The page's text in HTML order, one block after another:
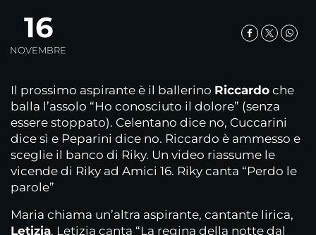
16
NOVEMBRE
Il prossimo aspirante è il ballerino Riccardo che
balla l’assolo “Ho conosciuto il dolore” (senza
essere stoppato). Celentano dice no, Cuccarini
dice sì e Peparini dice no. Riccardo è ammesso e
sceglie il banco di Riky. Un video riassume le
vicende di Riky ad Amici 16. Riky canta “Perdo le
parole”
Maria chiama un’altra aspirante, cantante lirica,
Letizia. Letizia canta “La regina della notte dal